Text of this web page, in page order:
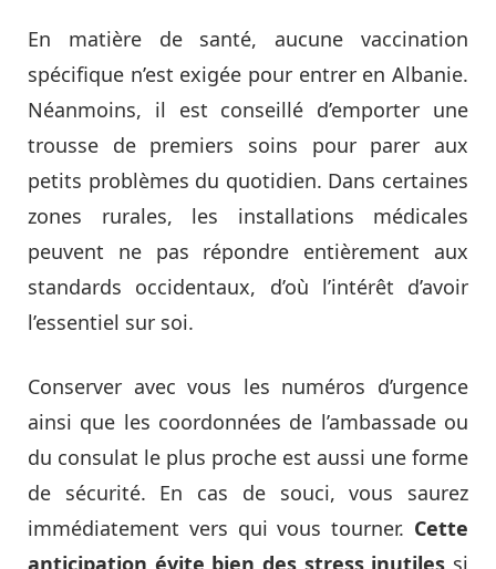
En matière de santé, aucune vaccination
spécifique n’est exigée pour entrer en Albanie.
Néanmoins, il est conseillé d’emporter une
trousse de premiers soins pour parer aux
petits problèmes du quotidien. Dans certaines
zones rurales, les installations médicales
peuvent ne pas répondre entièrement aux
standards occidentaux, d’où l’intérêt d’avoir
l’essentiel sur soi.
Conserver avec vous les numéros d’urgence
ainsi que les coordonnées de l’ambassade ou
du consulat le plus proche est aussi une forme
de sécurité. En cas de souci, vous saurez
immédiatement vers qui vous tourner. Cette